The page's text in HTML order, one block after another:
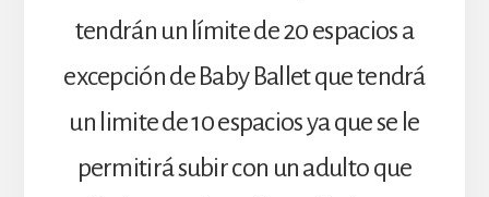
tendrán un límite de 20 espacios a
excepción de Baby Ballet que tendrá
un limite de 10 espacios ya que se le
permitirá subir con un adulto que